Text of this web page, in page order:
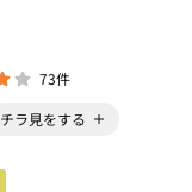
73件
チラ見をする